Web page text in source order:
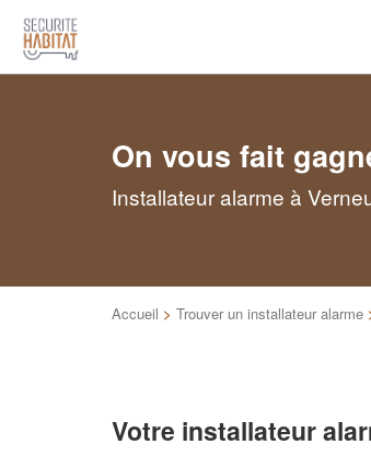
On vous fait
Installateur alarme à
Accueil > Trouver un installateur alarme
Votre installateur